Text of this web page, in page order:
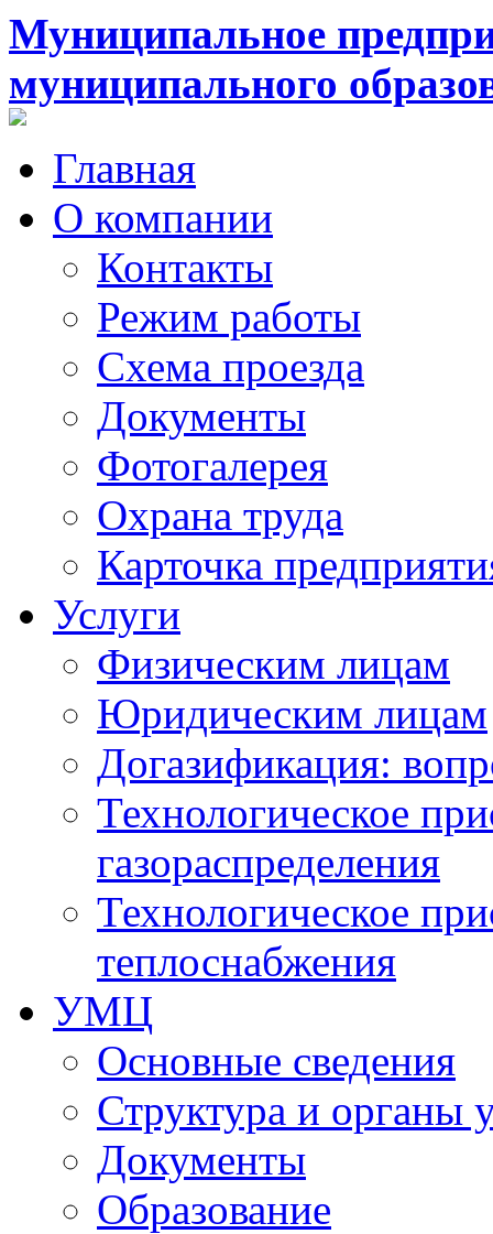
Муниципальное
муниципального
Главная
О компании
Контакты
Режим работы
Схема проезда
Документы
Фотогалерея
Охрана труда
Карточка
Услуги
Физическим лицам
Юридическим лицам
Догазификация:
Технологическое
газораспределения
Технологическое
теплоснабжения
УМЦ
Основные сведения
Структура и органы
Документы
Образование